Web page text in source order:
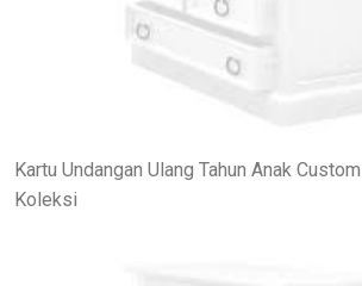
Kartu Undangan Ulang Tahun Anak
Koleksi